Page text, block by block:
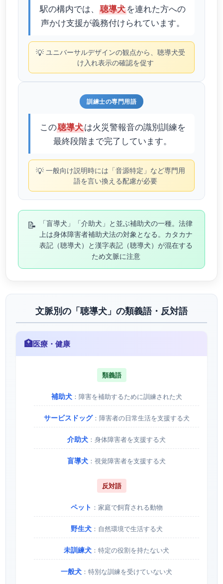
駅の構内では、 聴導犬を連れた方への
声かけ支援が義務付けられています。
💡 ユニバーサルデザインの観点から、聴導犬受
け入れ表示の確認を促す
訓練士の専門用語
この聴導犬は火災警報音の識別訓練を
最終段階まで完了しています。
💡 一般向け説明時には「音源特定」など専門用
語を言い換える配慮が必要
📝
「盲導犬」「介助犬」と並ぶ補助犬の一種。法律
上は身体障害者補助犬法の対象となる。カタカナ
表記（聴導犬）と漢字表記（聴導犬）が混在する
ため文脈に注意
文脈別の「聴導犬」の類義語・反対語
🏥医療・健康
類義語
補助犬：障害を補助するために訓練された犬
サービスドッグ：障害者の日常生活を支援する犬
介助犬 ：身体障害者を支援する犬
盲導犬 ：視覚障害者を支援する犬
反対語
ペット ：家庭で飼育される動物
野生犬：自然環境で生活する犬
未訓練犬 ：特定の役割を持たない犬
一般犬 ：特別な訓練を受けていない犬